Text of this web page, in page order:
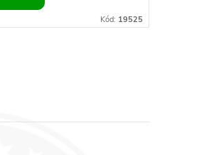
Kód: 19525